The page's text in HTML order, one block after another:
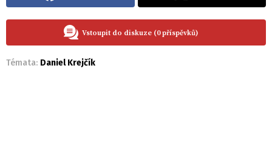
Vstoupit do diskuze (0 příspěvků)
Témata: Daniel Krejčík